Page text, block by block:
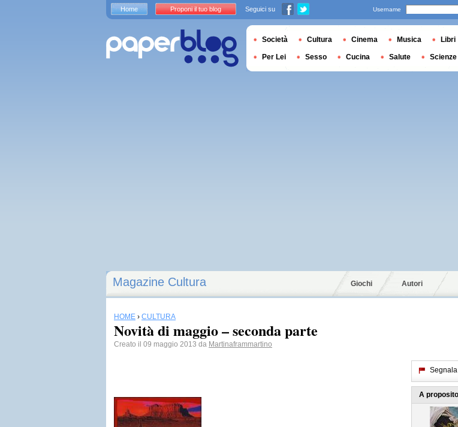
Magazine Cultura Giochi Autori
HOME › CULTURA
Novità di maggio – seconda parte
Creato il 09 maggio 2013 da Martinaframmartino
A
Home Proponi il tuo blog Seguici su Username
Società Cultura Cinema Musica Libri
Per Lei Sesso Cucina Salute Scienze